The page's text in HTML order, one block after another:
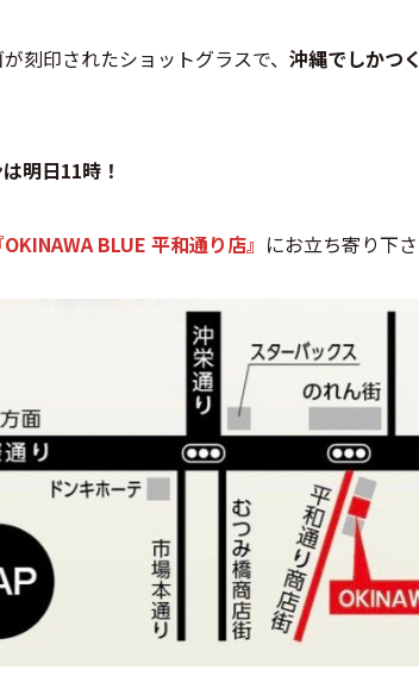
刻印されたショットグラスで、 沖縄でしかつ
明日11時！
OKINAWA BLUE 平和通り店』 にお立ち寄り下さ